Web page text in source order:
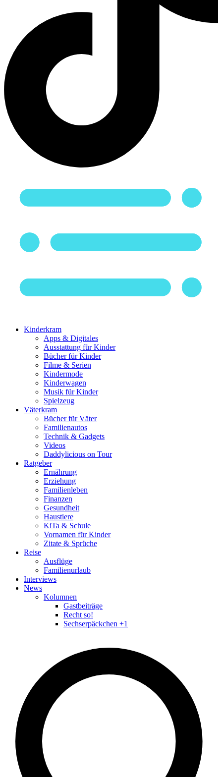
Kinderkram
Apps & Digitales
Ausstattung für Kinder
Bücher für Kinder
Filme & Serien
Kindermode
Kinderwagen
Musik für Kinder
Spielzeug
Väterkram
Bücher für Väter
Familienautos
Technik & Gadgets
Videos
Daddylicious on Tour
Ratgeber
Ernährung
Erziehung
Familienleben
Finanzen
Gesundheit
Haustiere
KiTa & Schule
Vornamen für Kinder
Zitate & Sprüche
Reise
Ausflüge
Familienurlaub
Interviews
News
Kolumnen
Gastbeiträge
Recht so!
Sechserpäckchen +1